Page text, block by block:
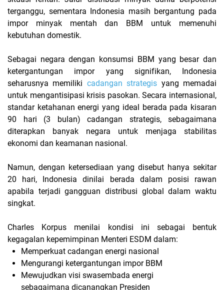
terganggu, sementara Indonesia masih bergantung pada
impor minyak mentah dan BBM untuk memenuhi
kebutuhan domestik.
Sebagai negara dengan konsumsi BBM yang besar dan
ketergantungan impor yang signifikan, Indonesia
seharusnya memiliki cadangan strategis yang memadai
untuk mengantisipasi krisis pasokan. Secara internasional,
standar ketahanan energi yang ideal berada pada kisaran
90 hari (3 bulan) cadangan strategis, sebagaimana
diterapkan banyak negara untuk menjaga stabilitas
ekonomi dan keamanan nasional.
Namun, dengan ketersediaan yang disebut hanya sekitar
20 hari, Indonesia dinilai berada dalam posisi rawan
apabila terjadi gangguan distribusi global dalam waktu
singkat.
Charles Korpus menilai kondisi ini sebagai bentuk
kegagalan kepemimpinan Menteri ESDM dalam:
Memperkuat cadangan energi nasional
Mengurangi ketergantungan impor BBM
Mewujudkan visi swasembada energi
sebagaimana dicanangkan Presiden